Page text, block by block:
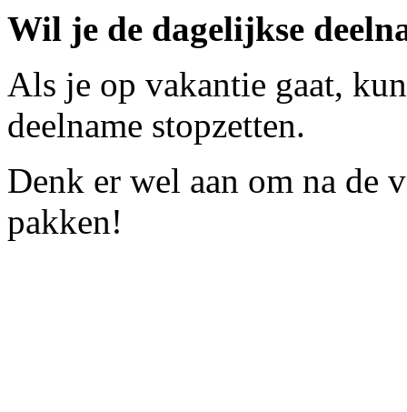
Wil je de dagelijkse
Als je op vakantie gaat,
deelname stopzetten.
Denk er wel aan om na de
pakken!